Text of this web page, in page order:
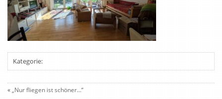
Kategorie:
«„Nur fliegen ist schöner…“